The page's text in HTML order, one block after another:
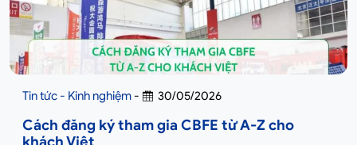
Tin tức - Kinh nghiệm - 30/05/2026
Cách đăng ký tham gia CBFE từ A-Z cho